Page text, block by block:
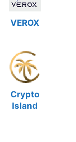
VEROX
Crypto
Island